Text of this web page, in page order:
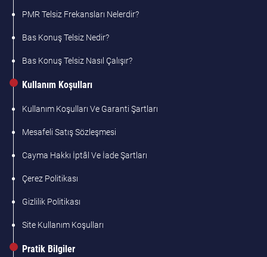
PMR Telsiz Frekansları Nelerdir?
Bas Konuş Telsiz Nedir?
Bas Konuş Telsiz Nasıl Çalışır?
Kullanım Koşulları
Kullanım Koşulları Ve Garanti Şartları
Mesafeli Satış Sözleşmesi
Cayma Hakkı İptâl Ve İade Şartları
Çerez Politikası
Gizlilik Politikası
Site Kullanım Koşulları
Pratik Bilgiler